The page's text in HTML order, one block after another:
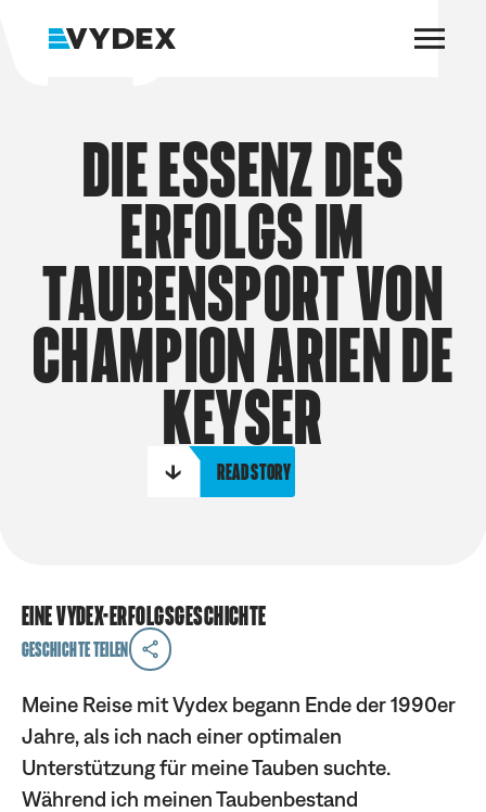
Reseller werden
Kontakt
DieEssenzdes
Erfolgsim
Taubensportvon
ChampionAriende
Keyser
Read story
Eine Vydex-Erfolgsgeschichte
Geschichte teilen
Meine Reise mit Vydex begann Ende der 1990er
Jahre, als ich nach einer optimalen
Unterstützung für meine Tauben suchte.
Während ich meinen Taubenbestand